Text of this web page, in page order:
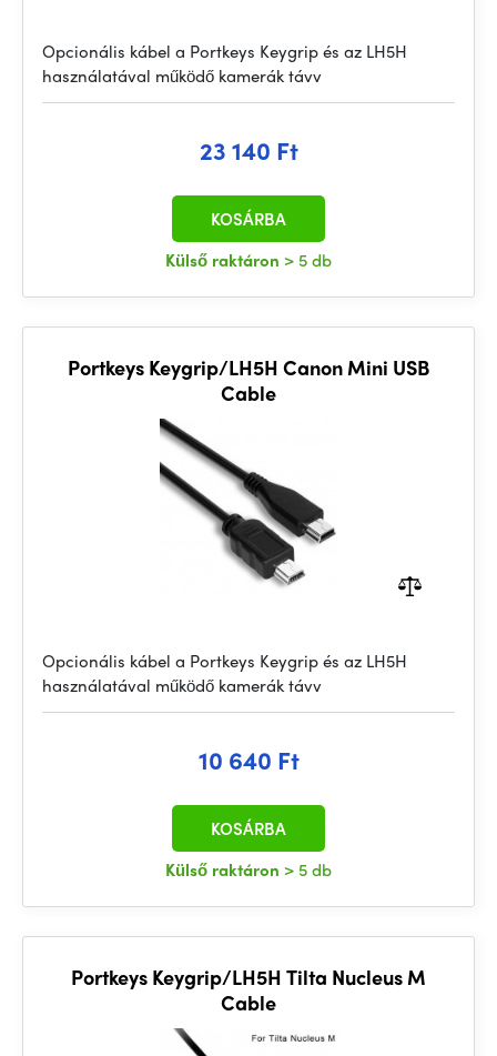
Opcionális kábel a Portkeys Keygrip és az LH5H
használatával működő kamerák távv
23 140 Ft
Külső raktáron > 5 db
KOSÁRBA
Portkeys Keygrip/LH5H Canon Mini USB
Cable
Opcionális kábel a Portkeys Keygrip és az LH5H
használatával működő kamerák távv
10 640 Ft
Külső raktáron > 5 db
KOSÁRBA
Portkeys Keygrip/LH5H Tilta Nucleus M
Cable